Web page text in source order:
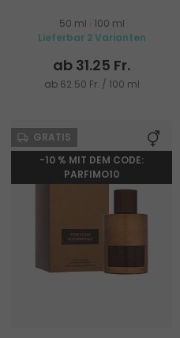
50 ml
100 ml
Lieferbar 2 Varianten
ab 31.25 Fr.
ab 62.50 Fr. / 100 ml
GRATIS
-10 % MIT DEM CODE:
PARFIMO10